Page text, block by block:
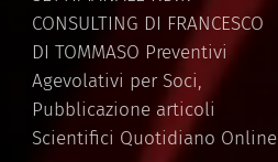
CONSULTING DI FRANCESCO
DI TOMMASO Preventivi
Agevolativi per Soci,
Pubblicazione articoli
Scientifici Quotidiano Online